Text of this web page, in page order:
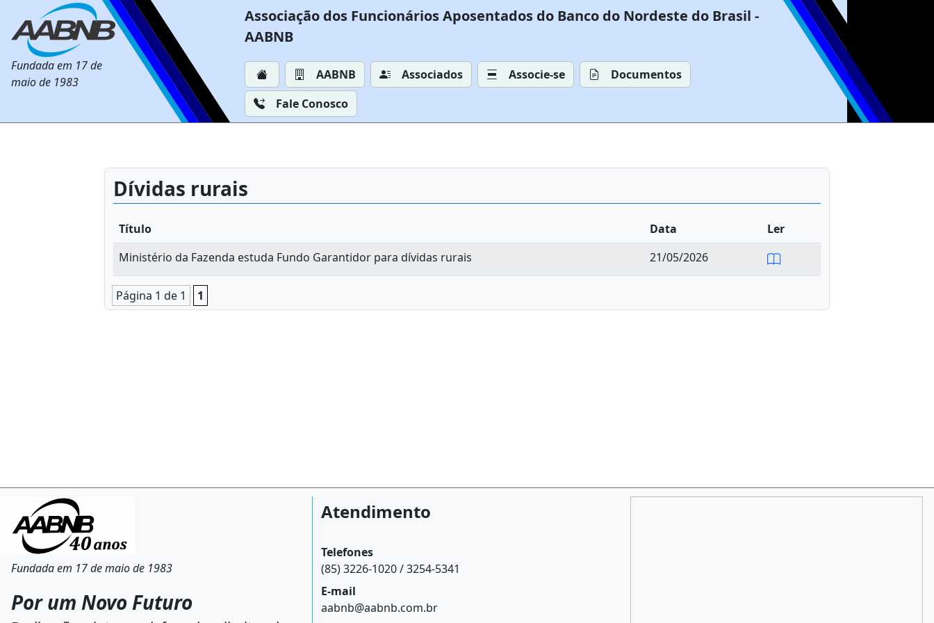
Fundada em 17 de
maio de 1983
Associação dos Funcionários Aposentados do Banco do Nordeste do Brasil -
AABNB
AABNB Associados Associe-se
Documentos
Fale Conosco
Dívidas rurais
Título Data
Ler
Ministério da Fazenda estuda Fundo Garantidor para dívidas rurais
21/05/2026
Página 1 de 1 1
Fundada em 17 de maio de 1983
Por um Novo Futuro
Atendimento
Telefones
(85) 3226-1020 / 3254-5341
E-mail
aabnb@aabnb.com.br